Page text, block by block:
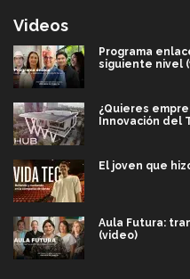
Videos
Programa
siguiente nivel
¿Quieres
Innovación del
El joven que
Aula Futura:
(video)